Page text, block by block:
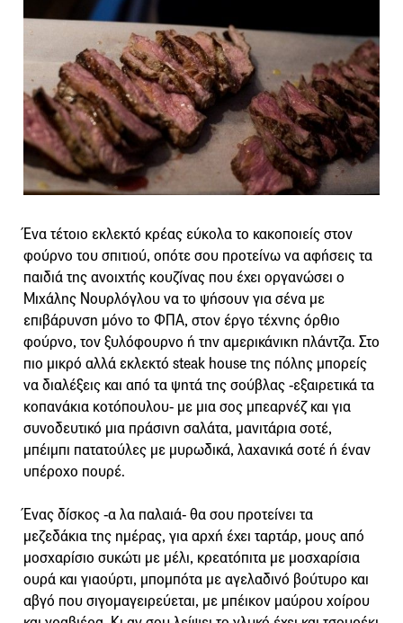
Ένα τέτοιο εκλεκτό κρέας εύκολα το κακοποιείς στον
φούρνο του σπιτιού, οπότε σου προτείνω να αφήσεις τα
παιδιά της ανοιχτής κουζίνας που έχει οργανώσει ο
Μιχάλης Νουρλόγλου να το ψήσουν για σένα με
επιβάρυνση μόνο το ΦΠΑ, στον έργο τέχνης όρθιο
φούρνο, τον ξυλόφουρνο ή την αμερικάνικη πλάντζα. Στο
πιο μικρό αλλά εκλεκτό steak house της πόλης μπορείς
να διαλέξεις και από τα ψητά της σούβλας -εξαιρετικά τα
κοπανάκια κοτόπουλου- με μια σος μπεαρνέζ και για
συνοδευτικό μια πράσινη σαλάτα, μανιτάρια σοτέ,
μπέιμπι πατατούλες με μυρωδικά, λαχανικά σοτέ ή έναν
υπέροχο πουρέ.
Ένας δίσκος -α λα παλαιά- θα σου προτείνει τα
μεζεδάκια της ημέρας, για αρχή έχει ταρτάρ, μους από
μοσχαρίσιο συκώτι με μέλι, κρεατόπιτα με μοσχαρίσια
ουρά και γιαούρτι, μπομπότα με αγελαδινό βούτυρο και
αβγό που σιγομαγειρεύεται, με μπέικον μαύρου χοίρου